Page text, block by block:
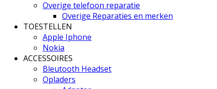
Overige telefoon reparatie
Overige Reparaties en merken
TOESTELLEN
Apple Iphone
Nokia
ACCESSOIRES
Bleutooth Headset
Opladers